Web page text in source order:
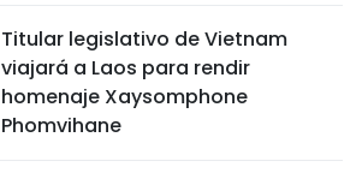
Titular legislativo de Vietnam
viajará a Laos para rendir
homenaje Xaysomphone
Phomvihane